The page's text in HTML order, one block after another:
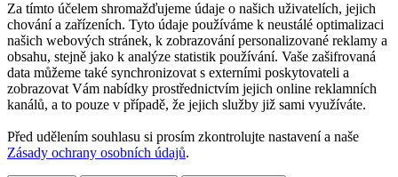
Za tímto účelem shromažďujeme údaje o našich uživatelích, jejich
chování a zařízeních. Tyto údaje používáme k neustálé optimalizaci
našich webových stránek, k zobrazování personalizované reklamy a
obsahu, stejně jako k analýze statistik používání. Vaše zašifrovaná
data můžeme také synchronizovat s externími poskytovateli a
zobrazovat Vám nabídky prostřednictvím jejich online reklamních
kanálů, a to pouze v případě, že jejich služby již sami využíváte.
Před udělením souhlasu si prosím zkontrolujte nastavení a naše
Zásady ochrany osobních údajů.